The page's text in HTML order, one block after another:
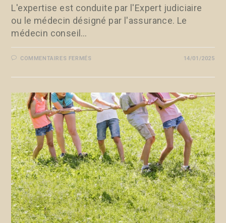
L'expertise est conduite par l'Expert judiciaire
ou le médecin désigné par l'assurance. Le
médecin conseil…
COMMENTAIRES FERMÉS 14/01/2025